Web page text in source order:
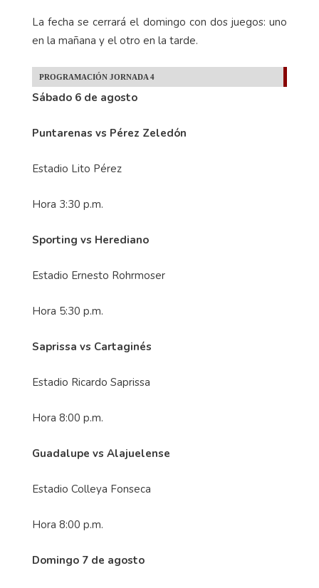
La fecha se cerrará el domingo con dos juegos: uno
en la mañana y el otro en la tarde.
PROGRAMACIÓN JORNADA 4
Sábado 6 de agosto
Puntarenas vs Pérez Zeledón
Estadio Lito Pérez
Hora 3:30 p.m.
Sporting vs Herediano
Estadio Ernesto Rohrmoser
Hora 5:30 p.m.
Saprissa vs Cartaginés
Estadio Ricardo Saprissa
Hora 8:00 p.m.
Guadalupe vs Alajuelense
Estadio Colleya Fonseca
Hora 8:00 p.m.
Domingo 7 de agosto